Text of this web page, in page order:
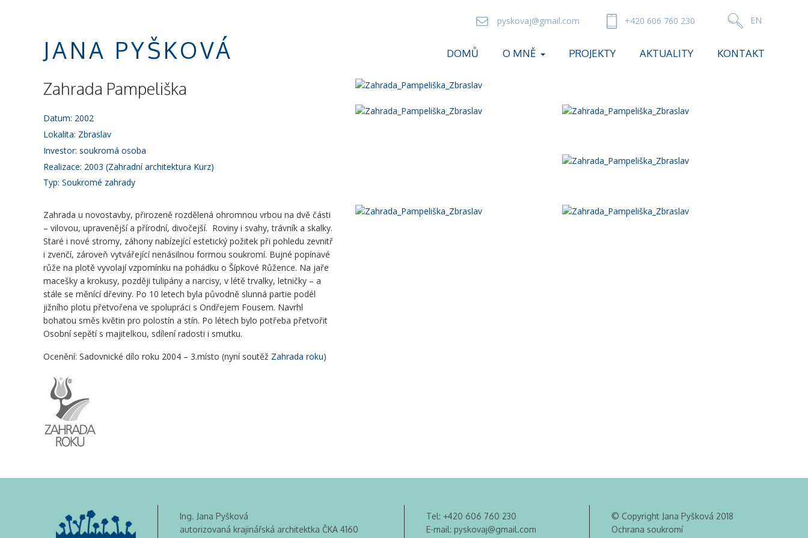
JANA PYŠKOVÁ
pyskovaj@gmail.com +420 606 760 230
DOMŮ O MNĚ PROJEKTY AKTUALITY KONTAKT
Zahrada Pampeliška
Datum: 2002
Lokalita: Zbraslav
Investor: soukromá osoba
Realizace: 2003 (Zahradní architektura Kurz)
Typ: Soukromé zahrady
Zahrada u novostavby, přirozeně rozdělená ohromnou vrbou na dvě části
– vilovou, upravenější a přírodní, divočejší. Roviny i svahy, trávník a skalky.
Staré i nové stromy, záhony nabízející estetický požitek při pohledu zevnitř
i zvenčí, zároveň vytvářející nenásilnou formou soukromí. Bujné popínavé
růže na plotě vyvolají vzpomínku na pohádku o Šípkové Růžence. Na jaře
macešky a krokusy, později tulipány a narcisy, v létě trvalky, letničky – a
stále se měnící dřeviny. Po 10 letech byla původně slunná partie podél
jižního plotu přetvořena ve spolupráci s Ondřejem Fousem. Navrhl
bohatou směs květin pro polostín a stín. Po létech bylo potřeba přetvořit
Osobní sepětí s majitelkou, sdílení radosti i smutku.
Ocenění: Sadovnické dílo roku 2004 – 3.místo (nyní soutěž Zahrada roku)
Ing. Jana Pyšková
autorizovaná krajinářská architektka ČKA 4160
Tel: +420 606 760 230
E-mail: pyskovaj@gmail.com
© Copyright Jana Pyšková 2018
Ochrana soukromí